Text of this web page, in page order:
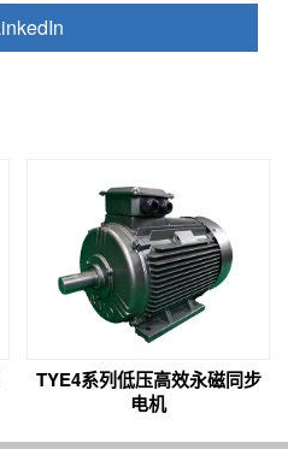
TYE4系列低压高效永磁同步
电机